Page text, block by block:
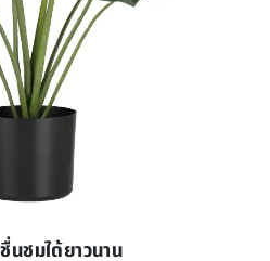
นชมได้ยาวนาน